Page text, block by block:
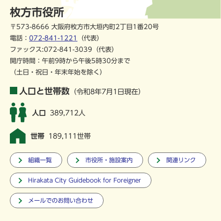
枚方市役所
〒573-8666 大阪府枚方市大垣内町2丁目1番20号
電話： 072-841-1221
（代表）
ファックス:072-841-3039（代表）
開庁時間：午前9時から午後5時30分まで
（土日・祝日・年末年始を除く）
人口と世帯数 （令和8年7月1日現在）
人口 389,712人
世帯 189,111世帯
組織一覧 市役所・施設案内 関連リンク
Hirakata City Guidebook for Foreigner
メールでのお問い合わせ